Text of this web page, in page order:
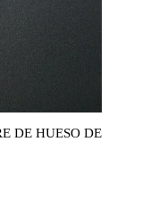
DE HUESO DE